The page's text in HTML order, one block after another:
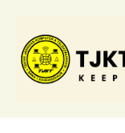
konten